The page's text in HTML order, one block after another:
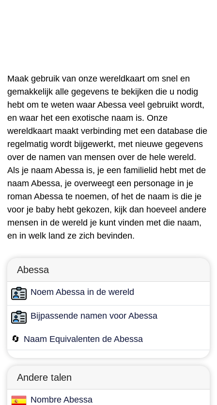
Maak gebruik van onze wereldkaart om snel en
gemakkelijk alle gegevens te bekijken die u nodig
hebt om te weten waar Abessa veel gebruikt wordt,
en waar het een exotische naam is. Onze
wereldkaart maakt verbinding met een database die
regelmatig wordt bijgewerkt, met nieuwe gegevens
over de namen van mensen over de hele wereld.
Als je naam Abessa is, je een familielid hebt met de
naam Abessa, je overweegt een personage in je
roman Abessa te noemen, of het de naam is die je
voor je baby hebt gekozen, kijk dan hoeveel andere
mensen in de wereld je kunt vinden met die naam,
en in welk land ze zich bevinden.
Abessa
Noem Abessa in de wereld
Bijpassende namen voor Abessa
🔄 Naam Equivalenten de Abessa
Andere talen
Nombre Abessa